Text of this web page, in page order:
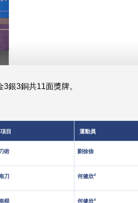
銀3銅共11面獎牌。
目 運動員
術 劉徐徐
刀 何健欣#
棍 何健欣#